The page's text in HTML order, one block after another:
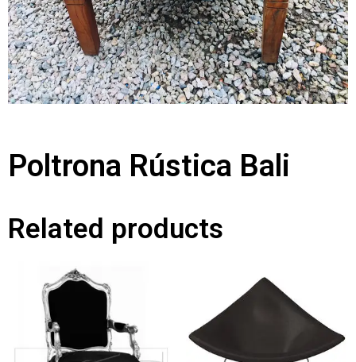
Poltrona Rústica Bali
Related products